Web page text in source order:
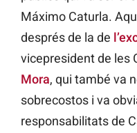
Máximo Caturla.
després de la de
vicepresident de les
Mora, qui també va
sobrecostos i va
responsabilitats de